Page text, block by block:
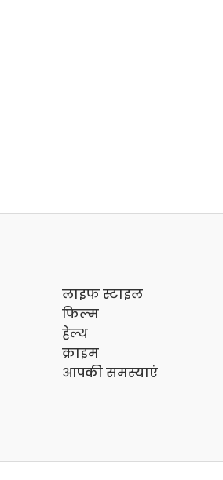
लाइफ स्टाइल
फिल्म
हेल्थ
क्राइम
आपकी समस्याएं